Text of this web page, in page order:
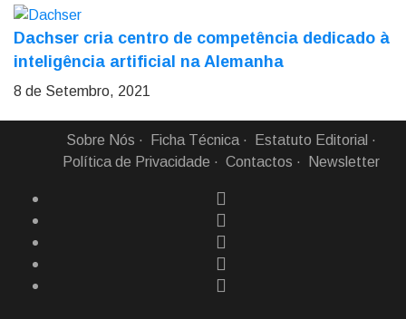
Dachser cria centro de competência dedicado à
inteligência artificial na Alemanha
8 de Setembro, 2021
Sobre Nós Ficha Técnica
Estatuto Editorial
Política de Privacidade
Contactos Newsletter